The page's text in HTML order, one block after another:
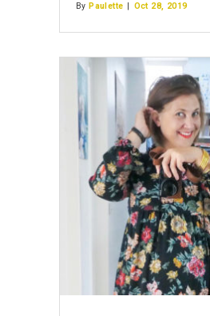
By Paulette | Oct 28, 2019